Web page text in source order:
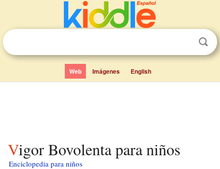
Web Imágenes English
Vigor Bovolenta para niños
Enciclopedia para niños